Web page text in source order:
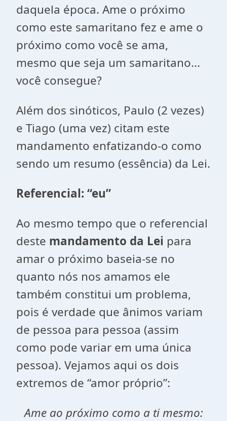
daquela época. Ame o próximo
como este samaritano fez e ame o
próximo como você se ama,
mesmo que seja um samaritano...
você consegue?
Além dos sinóticos, Paulo (2 vezes)
e Tiago (uma vez) citam este
mandamento enfatizando-o como
sendo um resumo (essência) da Lei.
Referencial: “eu”
Ao mesmo tempo que o referencial
deste mandamento da Lei para
amar o próximo baseia-se no
quanto nós nos amamos ele
também constitui um problema,
pois é verdade que ânimos variam
de pessoa para pessoa (assim
como pode variar em uma única
pessoa). Vejamos aqui os dois
extremos de “amor próprio”:
Ame ao próximo como a ti mesmo: